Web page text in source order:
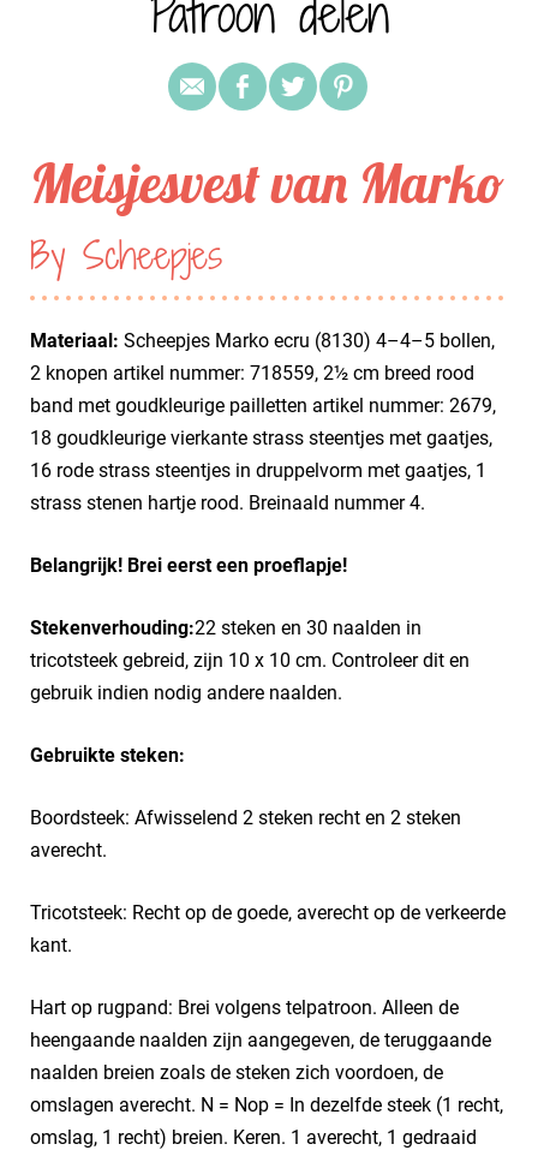
Meisjesvest van Marko
By Scheepjes
Materiaal: Scheepjes Marko ecru (8130) 4–4–5 bollen,
2 knopen artikel nummer: 718559, 2½ cm breed rood
band met goudkleurige pailletten artikel nummer: 2679,
18 goudkleurige vierkante strass steentjes met gaatjes,
16 rode strass steentjes in druppelvorm met gaatjes, 1
strass stenen hartje rood. Breinaald nummer 4.
Belangrijk! Brei eerst een proeflapje!
Stekenverhouding:22 steken en 30 naalden in
tricotsteek gebreid, zijn 10 x 10 cm. Controleer dit en
gebruik indien nodig andere naalden.
Gebruikte steken:
Boordsteek: Afwisselend 2 steken recht en 2 steken
averecht.
Tricotsteek: Recht op de goede, averecht op de verkeerde
kant.
Hart op rugpand: Brei volgens telpatroon. Alleen de
heengaande naalden zijn aangegeven, de teruggaande
naalden breien zoals de steken zich voordoen, de
omslagen averecht. N = Nop = In dezelfde steek (1 recht,
omslag, 1 recht) breien. Keren. 1 averecht, 1 gedraaid